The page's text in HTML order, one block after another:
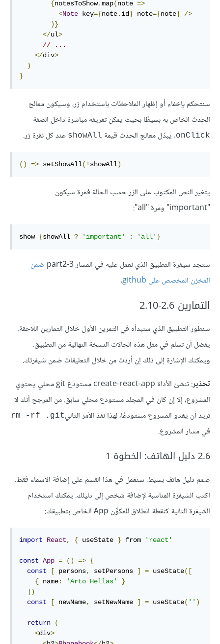
{notesToShow.map(note =>
<Note key={note. id} note={note}
/>
)}
</ul>
// ...
</div>
)
}
سنتحكم بإخفاء أو إظهار الملاحظات باستخدام زر، وسيكون معالج
الحدث الخاص به بسيطًا بحيث يمكن تعريفه مباشرة داخل الصفة
onClick. يبدّل معالج الحدث قيمة showAll عند كل نقرة زر.
() => setShowAll(! showAll)
يتغير النص المكتوب على الزر حسب الحالة فمرة سيكون
"important" ومرة "all":
show {showAll ? 'important' : 'all' }
ستجد شيفرة التطبيق الذي نعمل عليه في المسار part2-3
ضمن
المخزن المخصص على github
.
التمارين 2.6-2.10
سنطور التطبيق الذي سنبدأه في التمرين الأول خلال التمارين اللاحقة.
يفضل أن تسلم في مثل هذه الحالات النسخة النهائية من التطبيق.
ويمكنك الإشارة إلى ذلك إن أردت من خلال التعليقات ضمن شيفرتك.
تحذير
: تنشئ الأداة create-react-app مستودع git محلي يحتوي
المشروع، إلا إن كان في المجلد مستودع محلي سابق. من المرجح أنك لا
تريد أن يغدو المشروع مستودعًا، لهذا نفذ الأمر التاليrm -rf .git
في مسار المشروع.
2.6 دليل الهاتف: الخطوة 1
صمم دليل هاتف بسيط. سنعمل في هذا القسم على إضافة الأسماء فقط.
اكتب الشيفرة المناسبة لإضافة شخص إلى دليلك. يمكنك استخدام
الشيفرة التالية كنقطة انطلاق للمكوِّن App الخاص بتطبيقك:
import React, { useState } from 'react'
const App = () => {
const
[ persons, setPersons ] = useState([
{ name: 'Arto Hellas'
}
])
const
[ newName, setNewName ] = useState( '' )
return
(
<div>